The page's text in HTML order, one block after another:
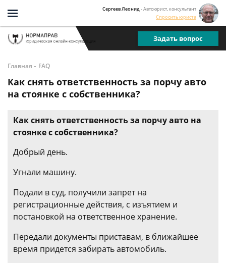
Сергеев Леонид - Автоюрист, консультант
Спросить юриста
Задать вопрос
Главная - FAQ
Как снять ответственность за порчу авто
на стоянке с собственника?
Как снять ответственность за порчу авто на
стоянке с собственника?
Добрый день.
Угнали машину.
Подали в суд, получили запрет на
регистрационные действия, с изъятием и
постановкой на ответственное хранение.
Передали документы приставам, в ближайшее
время придется забирать автомобиль.